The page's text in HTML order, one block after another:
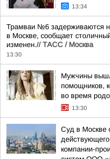
13:34
Трамваи №6 задерживаются
в Москве, сообщает
изменен.// ТАСС / Москва
13:30
Мужчины
помощников,
во время
13:30
Суд в Москве
компании-